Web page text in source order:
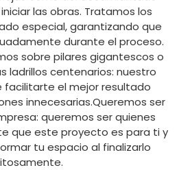
las obras. Tratamos los
especial, garantizando que
durante el proceso.
sobre pilares gigantescos o
ladrillos centenarios: nuestro
facilitarte el mejor resultado
innecesarias.Queremos ser
queremos ser quienes
que este proyecto es para ti y
tu espacio al finalizarlo